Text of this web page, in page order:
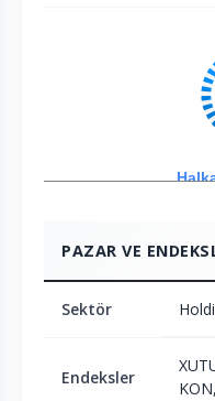
PAZAR VE
Sektör
Endeksler